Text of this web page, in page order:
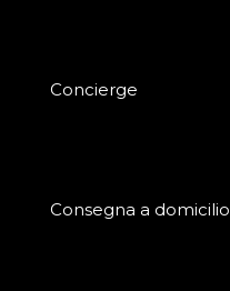
Concierge
Consegna a domicilio